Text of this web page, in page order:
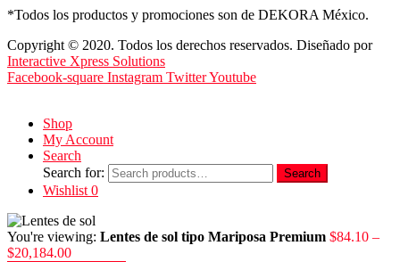
*Todos los productos y promociones son de DEKORA México.
Copyright © 2020. Todos los derechos reservados. Diseñado por
Interactive Xpress Solutions
Facebook-square Instagram TwitterYoutube
Shop
My Account
Search
Search for:
Search
Wishlist 0
You're viewing: Lentes de sol tipo Mariposa Premium $84.10 –
$20,184.00